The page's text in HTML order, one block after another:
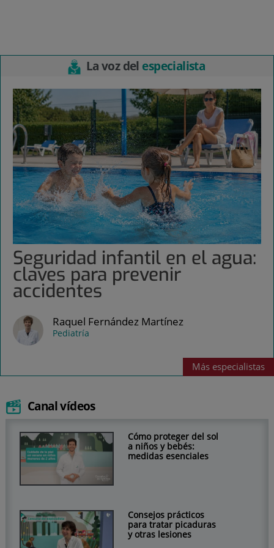
La voz del especialista
Seguridad infantil en el agua:
claves para prevenir
accidentes
Raquel Fernández Martínez
Pediatría
Más especialistas
Canal vídeos
Cómo proteger del sol
a niños y bebés:
medidas esenciales
Consejos prácticos
para tratar picaduras
y otras lesiones